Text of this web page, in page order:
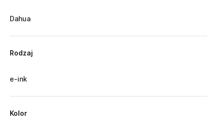
Dahua
Rodzaj
e-ink
Kolor